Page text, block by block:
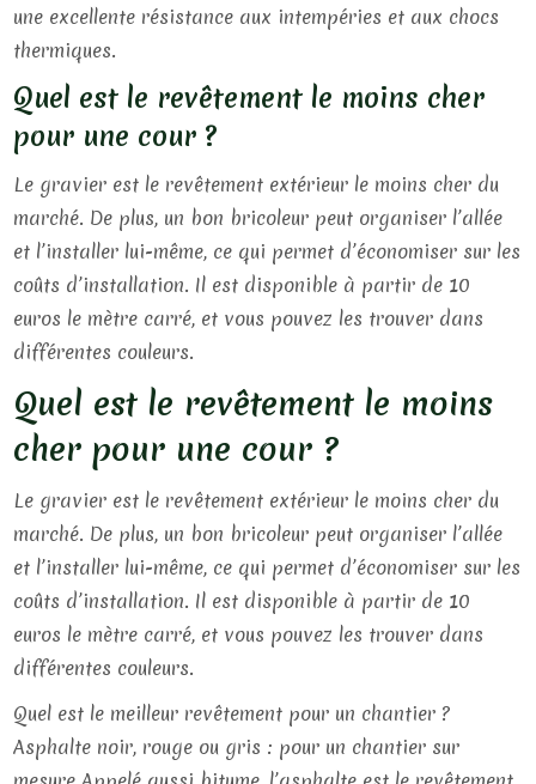
une excellente résistance aux intempéries et aux chocs
thermiques.
Quel est le revêtement le moins cher
pour une cour ?
Le gravier est le revêtement extérieur le moins cher du
marché. De plus, un bon bricoleur peut organiser l’allée
et l’installer lui-même, ce qui permet d’économiser sur les
coûts d’installation. Il est disponible à partir de 10
euros le mètre carré, et vous pouvez les trouver dans
différentes couleurs.
Quel est le revêtement le moins
cher pour une cour ?
Le gravier est le revêtement extérieur le moins cher du
marché. De plus, un bon bricoleur peut organiser l’allée
et l’installer lui-même, ce qui permet d’économiser sur les
coûts d’installation. Il est disponible à partir de 10
euros le mètre carré, et vous pouvez les trouver dans
différentes couleurs.
Quel est le meilleur revêtement pour un chantier ?
Asphalte noir, rouge ou gris : pour un chantier sur